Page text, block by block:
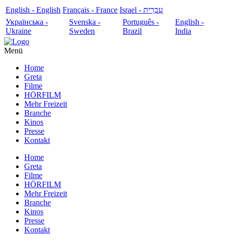
English - English Français - France
עִבְרִית - Israel
Українська -
Ukraine
Svenska -
Sweden
Português -
Brazil
English -
India
Menü
Home
Greta
Filme
HÖRFILM
Mehr Freizeit
Branche
Kinos
Presse
Kontakt
Home
Greta
Filme
HÖRFILM
Mehr Freizeit
Branche
Kinos
Presse
Kontakt